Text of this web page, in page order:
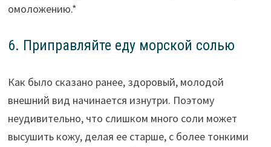
омоложению.*
6. Приправляйте еду морской солью
Как было сказано ранее, здоровый, молодой
внешний вид начинается изнутри. Поэтому
неудивительно, что слишком много соли может
высушить кожу, делая ее старше, с более тонкими